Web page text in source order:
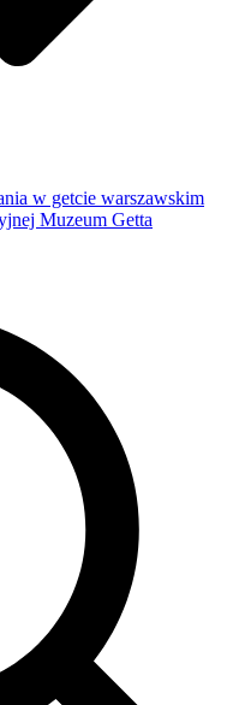
w getcie warszawskim
Muzeum Getta